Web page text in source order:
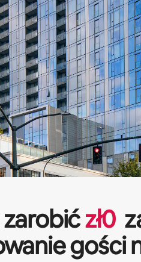
zł0
gości